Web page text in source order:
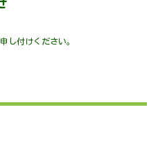
し付けください。